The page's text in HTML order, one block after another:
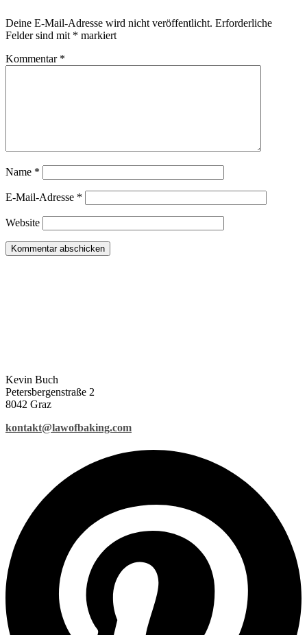
Deine E-Mail-Adresse wird nicht veröffentlicht. Erforderliche
Felder sind mit * markiert
Kommentar *
Name *
E-Mail-Adresse *
Website
Kevin Buch
Petersbergenstraße 2
8042 Graz
kontakt@lawofbaking.com